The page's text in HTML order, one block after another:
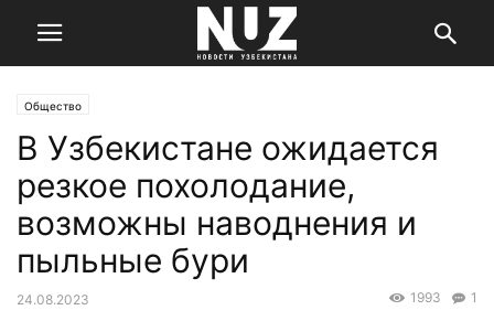
Общество
В Узбекистане ожидается
резкое похолодание,
возможны наводнения и
пыльные бури
24.08.2023 1
1993